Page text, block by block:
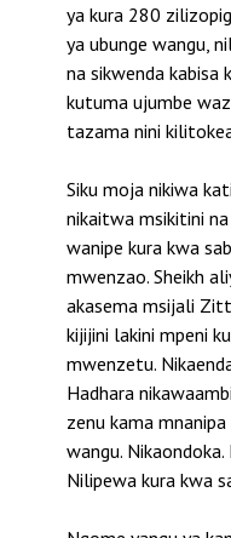
ya kura 280
ya ubunge wangu,
na sikwenda kabisa
kutuma ujumbe
tazama nini
Siku moja nikiwa
nikaitwa msikitini
wanipe kura kwa
mwenzao. Sheikh
akasema msijali
kijijini lakini mpeni
mwenzetu.
Hadhara
zenu kama
wangu.
Nilipewa kura kwa